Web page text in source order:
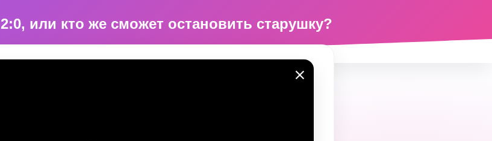
или кто же сможет остановить старушку?